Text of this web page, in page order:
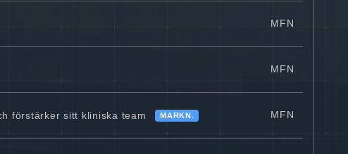
MFN
MFN
förstärker sitt kliniska team MARKN. MFN